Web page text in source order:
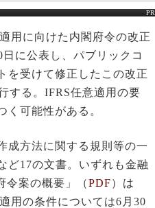
PR
用に向けた内閣府令の改正
に公表し、パブリックコ
を受けて修正したこの改正
する。IFRS任意適用の要
可能性がある。
成方法に関する規則等の一
ど17の文書。いずれも金融
令案の概要」（PDF）は
用の条件については6月30